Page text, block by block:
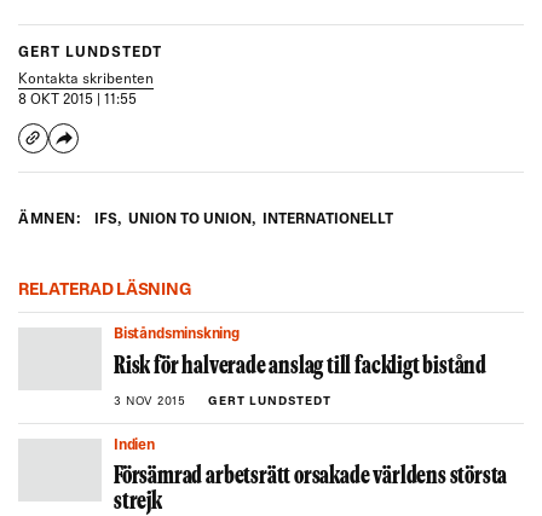
GERT LUNDSTEDT
Kontakta skribenten
8 OKT 2015 | 11:55
ÄMNEN: IFS, UNION TO UNION, INTERNATIONELLT
RELATERAD LÄSNING
Biståndsminskning
Risk för halverade anslag till fackligt bistånd
3 NOV 2015 GERT LUNDSTEDT
Indien
Försämrad arbetsrätt orsakade världens största
strejk